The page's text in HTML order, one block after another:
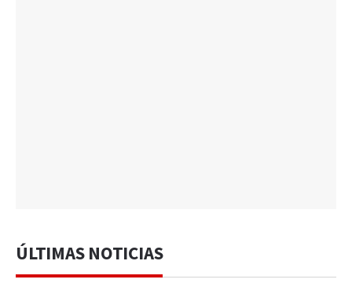
ÚLTIMAS NOTICIAS